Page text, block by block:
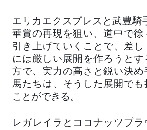
エリカエクスプレスと武豊騎
華賞の再現を狙い、道中で徐
引き上げていくことで、差し
には厳しい展開を作ろうとす
方で、実力の高さと鋭い決め
馬たちは、そうした展開でも
ことができる。
レガレイラとココナッツブ